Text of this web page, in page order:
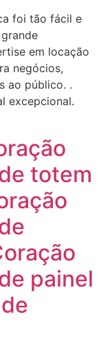
foi tão fácil e
em locação
negócios,
ao público. .
excepcional.
totem
painel